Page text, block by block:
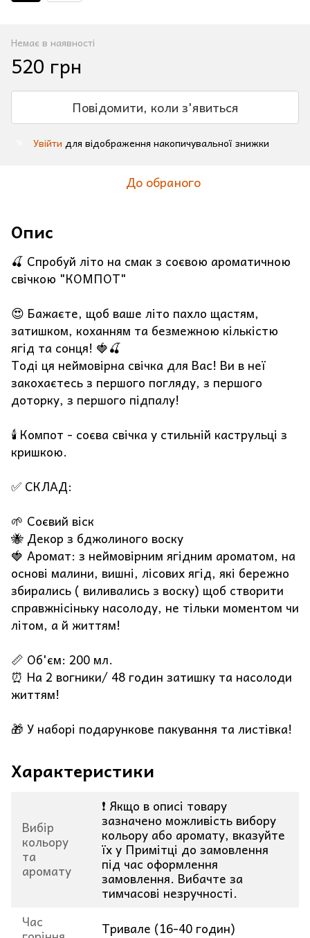
Немає в наявності
520 грн
Повідомити, коли з'явиться
Увійти для відображення накопичувальної знижки
До обраного
Опис
🍒 Спробуй літо на смак з соєвою ароматичною
свічкою "КОМПОТ"
😍 Бажаєте, щоб ваше літо пахло щастям,
затишком, коханням та безмежною кількістю
ягід та сонця! 🍓🍒
Тоді ця неймовірна свічка для Вас! Ви в неї
закохаєтесь з першого погляду, з першого
доторку, з першого підпалу!
🕯️ Компот - соєва свічка у стильній каструльці з
кришкою.
✅ СКЛАД:
🌱 Соєвий віск
🐝 Декор з бджолиного воску
🍓 Аромат: з неймовірним ягідним ароматом, на
основі малини, вишні, лісових ягід, які бережно
збирались ( виливались з воску) щоб створити
справжнісіньку насолоду, не тільки моментом чи
літом, а й життям!
📏 Об'єм: 200 мл.
⏰ На 2 вогники/ 48 годин затишку та насолоди
життям!
🎁 У наборі подарункове пакування та листівка!
Характеристики
Вибір
кольору
та
аромату
❗ Якщо в описі товару
зазначено можливість вибору
кольору або аромату, вказуйте
їх у Примітці до замовлення
під час оформлення
замовлення. Вибачте за
тимчасові незручності.
Час
Тривале (16-40 годин)